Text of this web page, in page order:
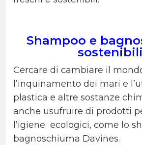
Shampoo e
sostenibili
Cercare di cambiare il
l’inquinamento dei mari e
plastica e altre sostanze
anche usufruire di prodotti
l’igiene ecologici, come lo
bagnoschiuma Davines.